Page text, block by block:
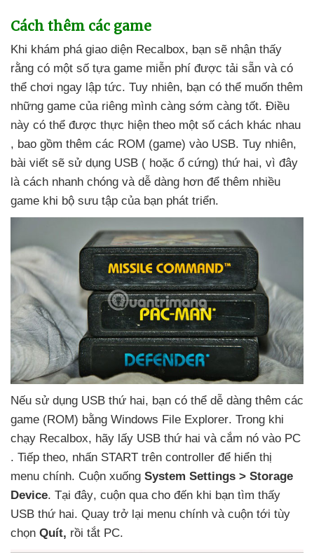
Cách thêm các game
Khi khám phá giao diện Recalbox, bạn sẽ nhận thấy
rằng có một số tựa game miễn phí được tải sẵn và có
thể chơi ngay lập tức. Tuy nhiên, bạn có thể muốn thêm
những game của riêng mình càng sớm càng tốt. Điều
này có thể được thực hiện theo một số cách khác nhau
, bao gồm thêm các ROM (game) vào USB. Tuy nhiên,
bài viết sẽ sử dụng USB ( hoặc ổ cứng) thứ hai, vì đây
là cách nhanh chóng và dễ dàng hơn để thêm nhiều
game khi bộ sưu tập của bạn phát triển.
Nếu sử dụng USB thứ hai, bạn có thể dễ dàng thêm các
game (ROM) bằng Windows File Explorer. Trong khi
chạy Recalbox, hãy lấy USB thứ hai và cắm nó vào PC
. Tiếp theo, nhấn START trên controller để hiển thị
menu chính. Cuộn xuống System Settings > Storage
Device. Tại đây, cuộn qua cho đến khi bạn tìm thấy
USB thứ hai. Quay trở lại menu chính và cuộn tới tùy
chọn Quít, rồi tắt PC.